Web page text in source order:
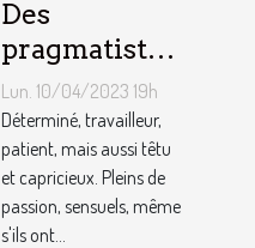
Des
pragmatistes
imaginatifs
et patients :
comment
sont les gens
du Taureau ?
Lun. 10/04/2023 19h
Déterminé, travailleur,
patient, mais aussi têtu
et capricieux. Pleins de
passion, sensuels, même
s'ils ont...